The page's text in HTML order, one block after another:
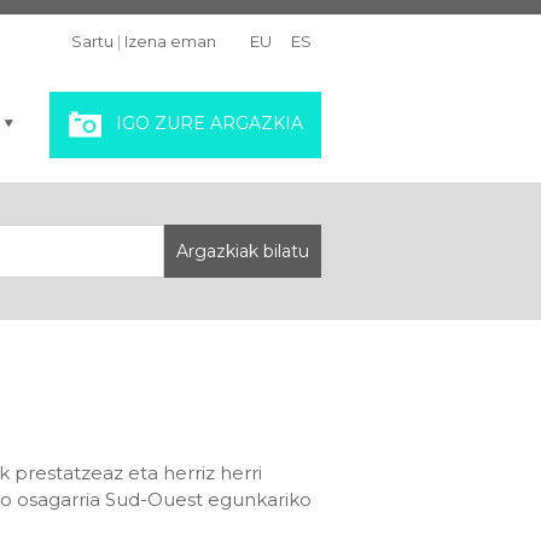
Sartu | Izena eman EU ES
IGO ZURE ARGAZKIA
prestatzeaz eta herriz herri
Sud-Ouest egunkariko